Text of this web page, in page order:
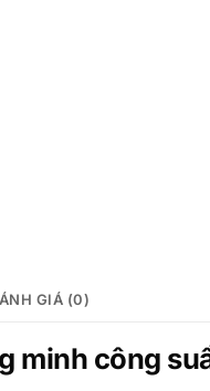
GIÁ (0)
minh công